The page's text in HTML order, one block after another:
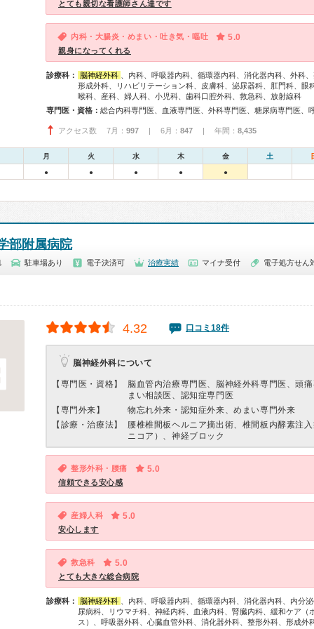
とても親切な看護師さん達です
内科・大腸炎・めまい・吐き気・嘔吐 5.0
親身になってくれる
診療科： 脳神経外科
、内科、呼吸器内科、循環器内科、消化器内科、外科
形成外科、リハビリテーション科、皮膚科、泌尿器科、肛門科、眼
喉科、産科、婦人科、小児科、歯科口腔外科、救急科、放射線科
専門医・資格：
アクセス数 7月： 997 | 6月： 847 | 年間： 8,435
月 火 水 木 金 土
● ● ● ● ●
部附属病院
駐車場あり 電子決済可 治療実績 マイナ受付 電子処方せん
4.32 口コミ18件
脳神経外科について
【専門医・資格】
脳血管内治療専門医、脳神経外科専門医、頭
まい相談医、認知症専門医
【専門外来】
物忘れ外来・認知症外来、めまい専門外来
【診療・治療法】
腰椎椎間板ヘルニア摘出術、椎間板内酵素注
ニコア）、神経ブロック
整形外科・腰痛 5.0
信頼できる安心感
産婦人科 5.0
安心します
救急科 5.0
とても大きな総合病院
診療科： 脳神経外科
、内科、呼吸器内科、循環器内科、消化器内科、内分
尿病科、リウマチ科、神経内科、血液内科、腎臓内科、緩和ケア（
ス）、呼吸器外科、心臓血管外科、消化器外科、整形外科、形成外